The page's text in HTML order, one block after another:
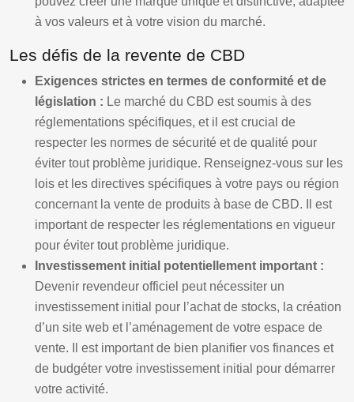
à vos valeurs et à votre vision du marché.
Les défis de la revente de CBD
Exigences strictes en termes de conformité et de
législation : Le marché du CBD est soumis à des
réglementations spécifiques, et il est crucial de
respecter les normes de sécurité et de qualité pour
éviter tout problème juridique. Renseignez-vous sur les
lois et les directives spécifiques à votre pays ou région
concernant la vente de produits à base de CBD. Il est
important de respecter les réglementations en vigueur
pour éviter tout problème juridique.
Investissement initial potentiellement important :
Devenir revendeur officiel peut nécessiter un
investissement initial pour l’achat de stocks, la création
d’un site web et l’aménagement de votre espace de
vente. Il est important de bien planifier vos finances et
de budgéter votre investissement initial pour démarrer
votre activité.